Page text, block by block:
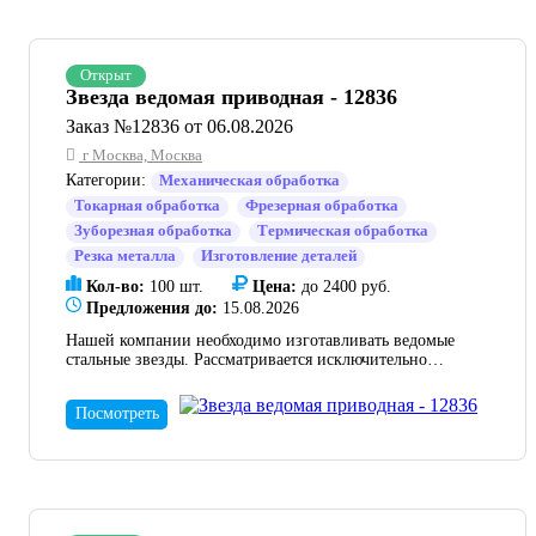
Открыт
Звезда ведомая приводная - 12836
Заказ №12836 от 06.08.2026
г Москва, Москва
Категории:
Механическая обработка
Токарная обработка
Фрезерная обработка
Зуборезная обработка
Термическая обработка
Резка металла
Изготовление деталей
Кол-во: 100 шт. Цена: до 2400 руб.
Предложения до: 15.08.2026
Нашей компании необходимо изготавливать ведомые
стальные звезды. Рассматривается исключительно
100 штук- дальше больше. На все интересующие
вопросы буду рад ответить по почте или в сообщениях.
Посмотреть